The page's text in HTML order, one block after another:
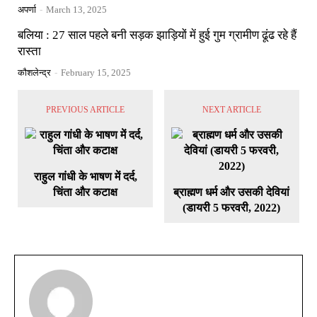
अपर्णा - March 13, 2025
बलिया : 27 साल पहले बनी सड़क झाड़ियों में हुई गुम ग्रामीण ढूंढ रहे हैं
रास्ता
कौशलेन्द्र - February 15, 2025
PREVIOUS ARTICLE
राहुल गांधी के भाषण में दर्द,
चिंता और कटाक्ष
NEXT ARTICLE
ब्राह्मण धर्म और उसकी देवियां
(डायरी 5 फरवरी, 2022)